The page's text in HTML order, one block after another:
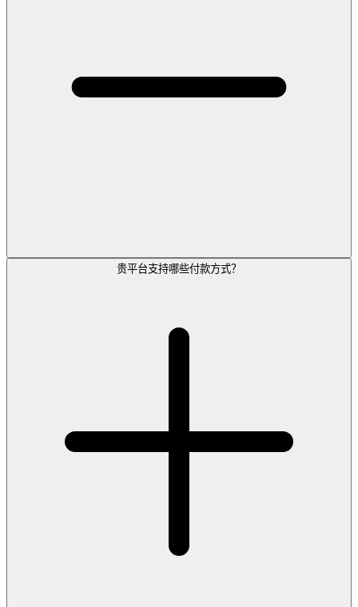
贵平台支持哪些付款方式？